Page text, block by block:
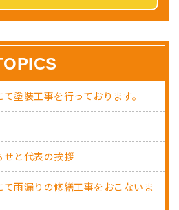
塗装工事を行っております。
せと代表の挨拶
雨漏りの修繕工事をおこないま